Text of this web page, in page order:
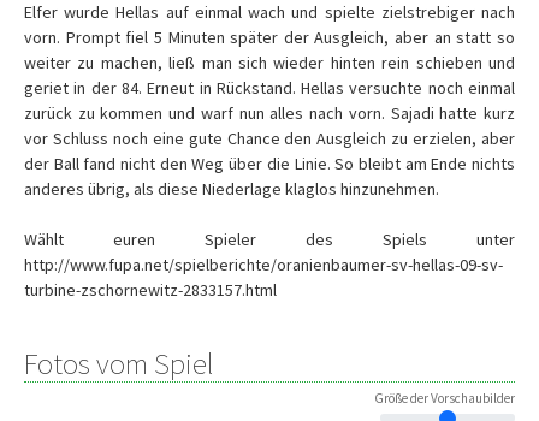
Elfer wurde Hellas auf einmal wach und spielte zielstrebiger nach
vorn. Prompt fiel 5 Minuten später der Ausgleich, aber an statt so
weiter zu machen, ließ man sich wieder hinten rein schieben und
geriet in der 84. Erneut in Rückstand. Hellas versuchte noch einmal
zurück zu kommen und warf nun alles nach vorn. Sajadi hatte kurz
vor Schluss noch eine gute Chance den Ausgleich zu erzielen, aber
der Ball fand nicht den Weg über die Linie. So bleibt am Ende nichts
anderes übrig, als diese Niederlage klaglos hinzunehmen.
Wählt euren Spieler des Spiels unter
http://www.fupa.net/spielberichte/oranienbaumer-sv-hellas-09-sv-
turbine-zschornewitz-2833157.html
Fotos vom Spiel
Größe der Vorschaubilder